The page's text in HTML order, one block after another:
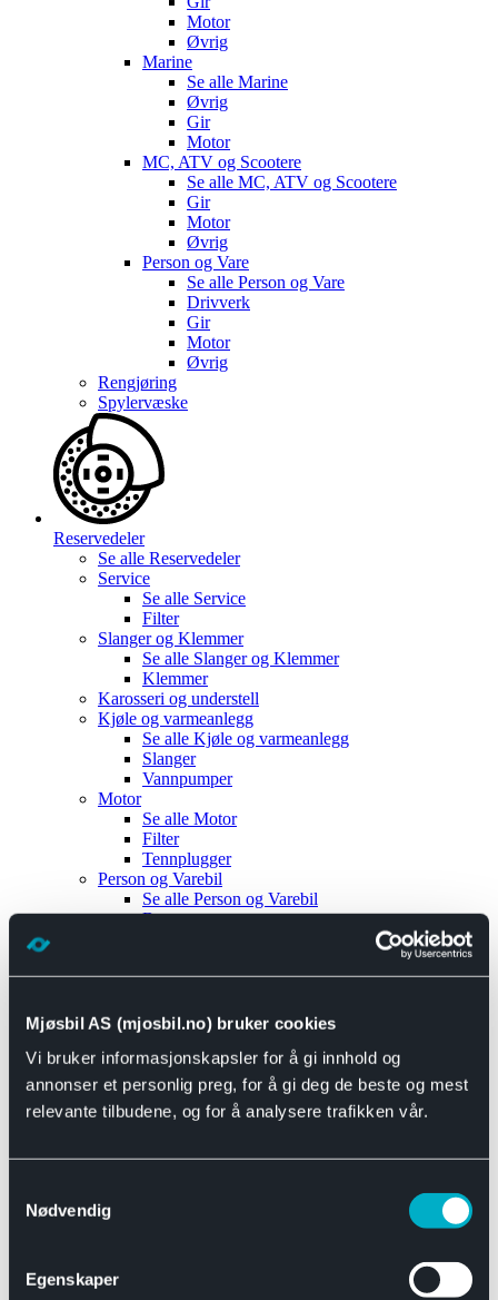
Mjøsbil AS (mjosbil.no) bruker cookies
Vi bruker informasjonskapsler for å gi innhold og
annonser et personlig preg, for å gi deg de beste og mest
relevante tilbudene, og for å analysere trafikken vår.
Nødvendig
Egenskaper
Motor
Øvrig
Marine
Se alle Marine
Øvrig
Gir
Motor
MC, ATV og Scootere
Se alle MC, ATV og Scootere
Gir
Motor
Øvrig
Person og Vare
Se alle Person og Vare
Drivverk
Gir
Motor
Øvrig
Rengjøring
Spylervæske
Reservedeler
Se alle Reservedeler
Service
Se alle Service
Filter
Slanger og Klemmer
Se alle Slanger og Klemmer
Klemmer
Karosseri og understell
Kjøle og varmeanlegg
Se alle Kjøle og varmeanlegg
Slanger
Vannpumper
Motor
Se alle Motor
Filter
Tennplugger
Person og Varebil
Se alle Person og Varebil
Brems
Motor og drivverk
Se alle Universal
Bremsedeler
Se alle Bremsedeler
Bremsenippler
Drivline og motor
Se alle Drivline og motor
Eksosanlegg